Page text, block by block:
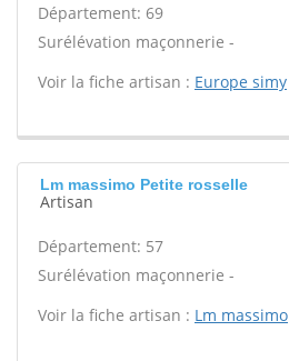
Département: 69
Surélévation maçonnerie -
Voir la fiche artisan : Europe simy
Lm massimo Petite rosselle
Artisan
Département: 57
Surélévation maçonnerie -
Voir la fiche artisan : Lm massimo